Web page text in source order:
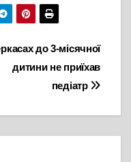
до 3-місячної
дитини не приїхав
педіатр